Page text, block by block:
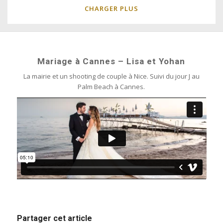
CHARGER PLUS
Mariage à Cannes – Lisa et Yohan
La mairie et un shooting de couple à Nice. Suivi du jour J au
Palm Beach à Cannes.
Partager cet article